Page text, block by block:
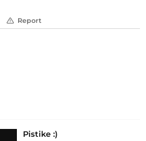
Report
Pistike :)